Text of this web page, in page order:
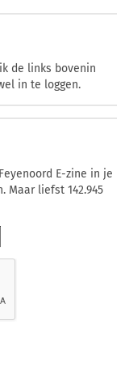
de links bovenin
in te loggen.
E-zine in je
Maar liefst 142.945